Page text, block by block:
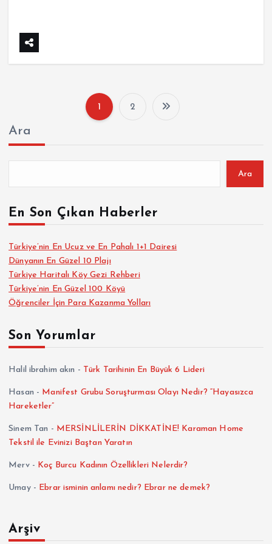
z
ı
s
a
y
l
a
m
a
1 2
Ara
Ara
En Son Çıkan Haberler
Türkiye’nin En Ucuz ve En Pahalı 1+1 Dairesi
Dünyanın En Güzel 10 Plajı
Türkiye Haritalı Köy Gezi Rehberi
Türkiye’nin En Güzel 100 Köyü
Öğrenciler İçin Para Kazanma Yolları
Son Yorumlar
Halil ibrahim akın - Türk Tarihinin En Büyük 6 Lideri
Hasan - Manifest Grubu Soruşturması Olayı Nedir? “Hayasızca
Hareketler”
Sinem Tan - MERSİNLİLERİN DİKKATİNE! Karaman Home
Tekstil ile Evinizi Baştan Yaratın
Merv- Koç Burcu Kadının Özellikleri Nelerdir?
Umay- Ebrar isminin anlamı nedir? Ebrar ne demek?
Arşiv